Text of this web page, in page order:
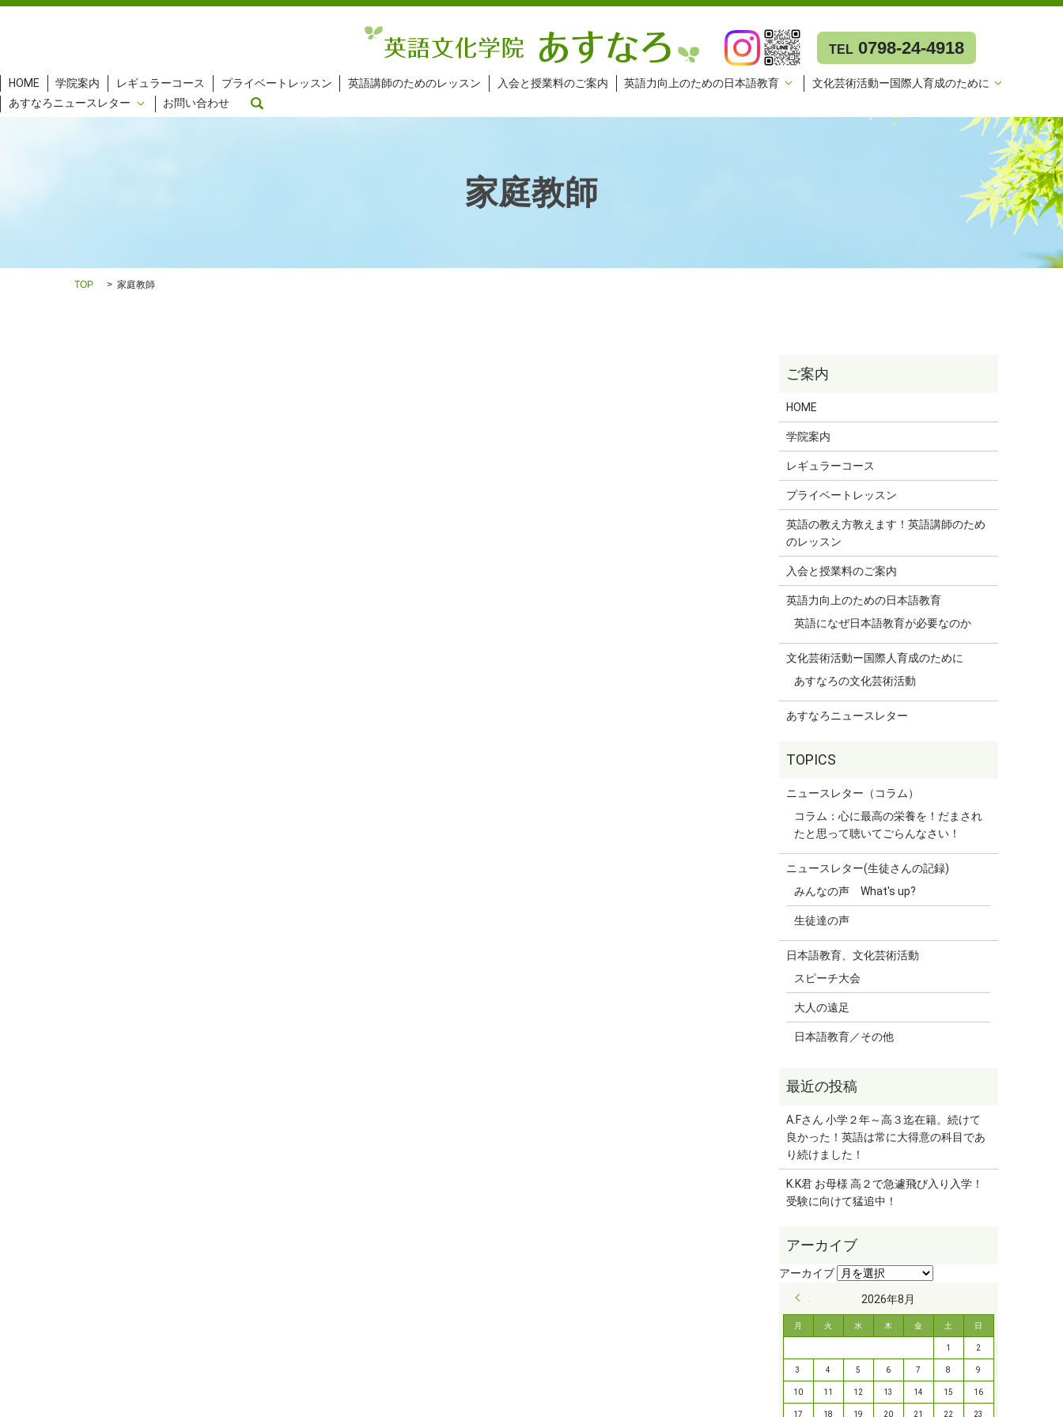
TEL 0798-24-4918
HOME 学院案内 レギュラーコース プライベートレッスン 英語講師のためのレッスン 入会と授業料のご案内 英語力向上のための日本語教育
文化芸術活動ー国際人育成のために
あすなろニュースレター
お問い合わせ
家庭教師
TOP 家庭教師
HOME
学院案内
レギュラーコース
プライベートレッスン
英語の教え方教えます！英語講師のため
のレッスン
入会と授業料のご案内
英語力向上のための日本語教育
英語になぜ日本語教育が必要なのか
文化芸術活動ー国際人育成のために
あすなろの文化芸術活動
あすなろニュースレター
ニュースレター（コラム）
コラム：心に最高の栄養を！だまされ
たと思って聴いてごらんなさい！
ニュースレター(生徒さんの記録)
みんなの声 What's up?
生徒達の声
日本語教育、文化芸術活動
スピーチ大会
大人の遠足
日本語教育／その他
A.Fさん 小学２年～高３迄在籍。続けて
良かった！英語は常に大得意の科目であ
り続けました！
K.K君 お母様 高２で急遽飛び入り入学！
受験に向けて猛追中！
2026年8月
月 火 水 木 金 土 日
1 2
3 4 5 6 7 8 9
10 11 12 13 14 15 16
17 18 19 20 21 22 23